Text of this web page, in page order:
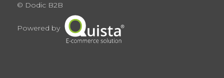
© Dodic B2B
Powered by